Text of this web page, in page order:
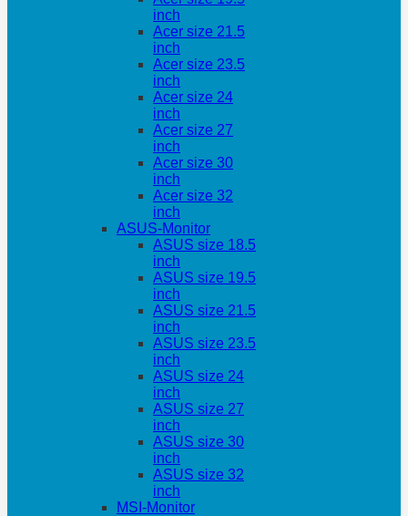
inch
Acer size 21.5
inch
Acer size 23.5
inch
Acer size 24
inch
Acer size 27
inch
Acer size 30
inch
Acer size 32
inch
ASUS-Monitor
ASUS size 18.5
inch
ASUS size 19.5
inch
ASUS size 21.5
inch
ASUS size 23.5
inch
ASUS size 24
inch
ASUS size 27
inch
ASUS size 30
inch
ASUS size 32
inch
MSI-Monitor